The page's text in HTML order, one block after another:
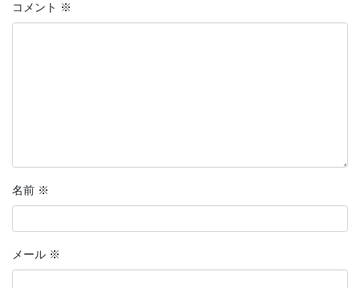
コメント ※
名前 ※
メール ※